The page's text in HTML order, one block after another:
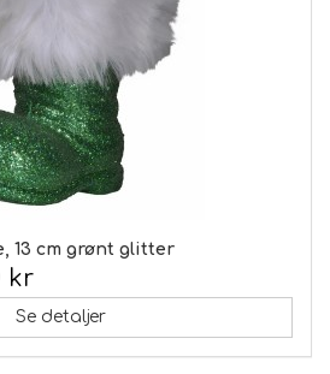
13 cm grønt glitter
kr
Se detaljer